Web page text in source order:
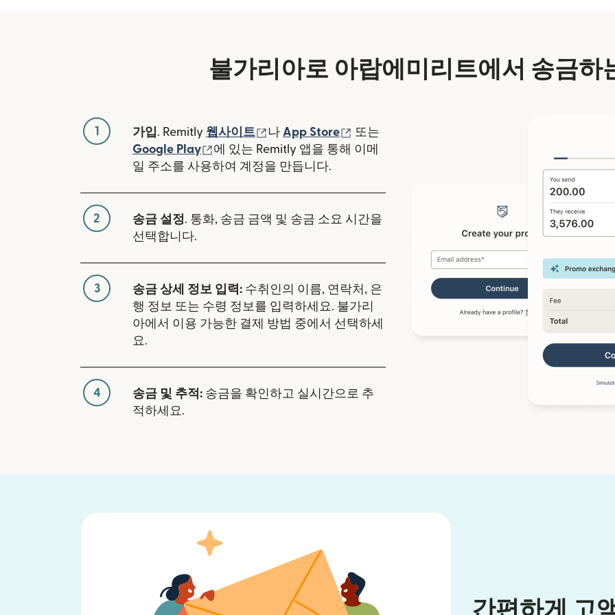
불가리아로 아랍에미리트에서 송금하
1 가입. Remitly 웹사이트 (새 창에서 열림)
나 App Store (새 창에서 열림)
또는
Google Play
(새 창에서 열림)
에 있는 Remitly 앱을 통해 이메
일 주소를 사용하여 계정을 만듭니다.
2 송금 설정. 통화, 송금 금액 및 송금 소요 시간을
선택합니다.
3 송금 상세 정보 입력: 수취인의 이름, 연락처, 은
행 정보 또는 수령 정보를 입력하세요. 불가리
아에서 이용 가능한 결제 방법 중에서 선택하세
요.
4 송금 및 추적: 송금을 확인하고 실시간으로 추
적하세요.
간편하게 고